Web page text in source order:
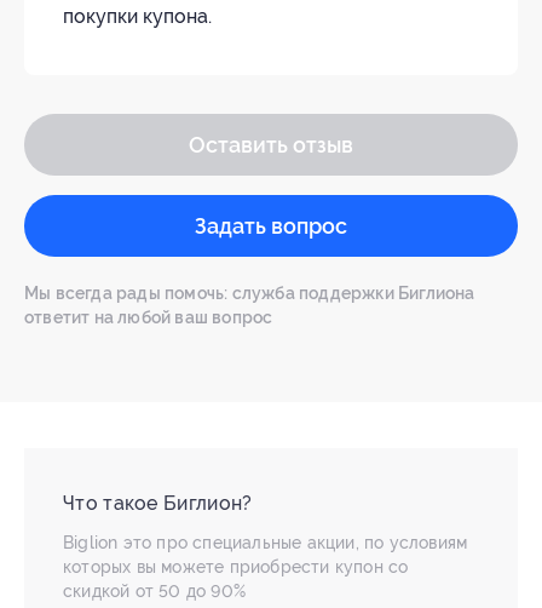
покупки купона.
Оставить отзыв
Задать вопрос
Мы всегда рады помочь: служба поддержки Биглиона
ответит на любой ваш вопрос
Что такое Биглион?
Biglion это про специальные акции, по условиям
которых вы можете приобрести купон со
скидкой от 50 до 90%